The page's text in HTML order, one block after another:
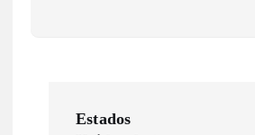
Estados